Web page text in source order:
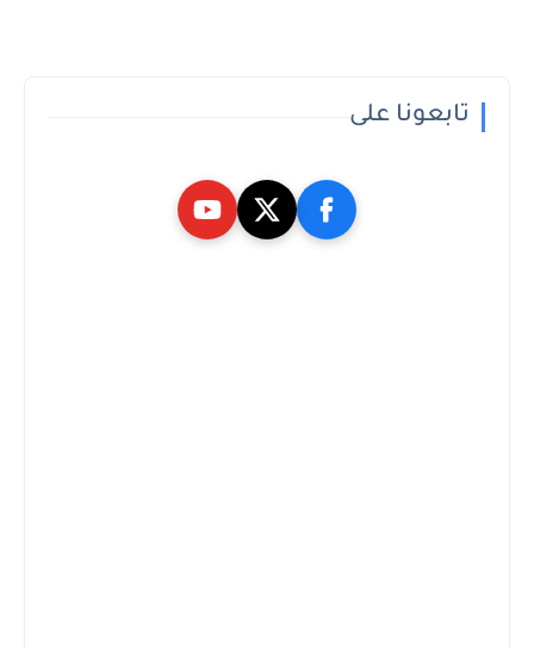
تابعونا على